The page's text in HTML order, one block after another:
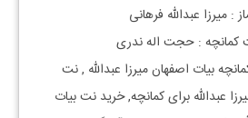
: میرزا عبدالله فرهانی
کمانچه : حجت اله ندری
بیات اصفهانمیرزا عبدالله , نت
عبدالله برایکمانچه, خرید نتبیات